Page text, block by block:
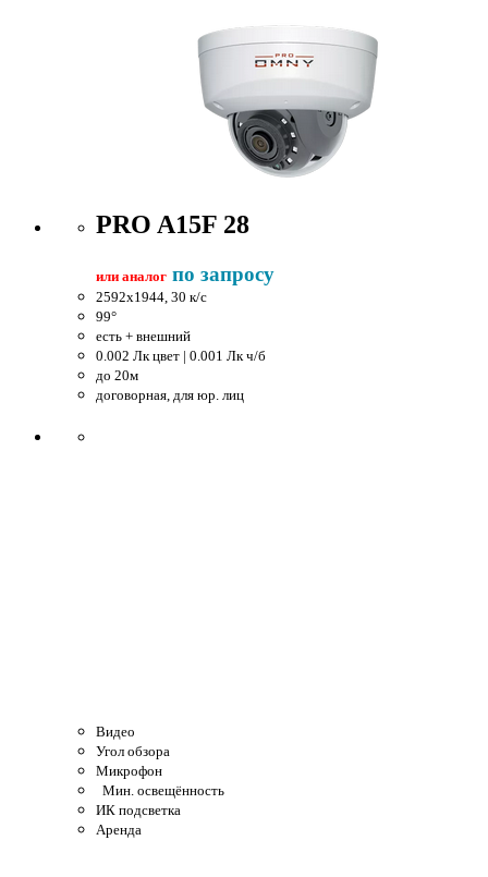
PRO A15F 28
или аналог по запросу
2592x1944, 30 к/c
99°
есть + внешний
0.002 Лк цвет | 0.001 Лк ч/б
до 20м
договорная, для юр. лиц
Видео
Угол обзора
Микрофон
Мин. освещённость
ИК подсветка
Аренда